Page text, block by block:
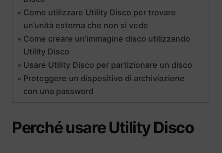
Come utilizzare Utility Disco per trovare
un’unità esterna che non si vede
Come creare un’immagine disco utilizzando
Utility Disco
Usare Utility Disco per partizionare un disco
Proteggere un dispositivo di archiviazione
con una password
Perché usare Utility Disco